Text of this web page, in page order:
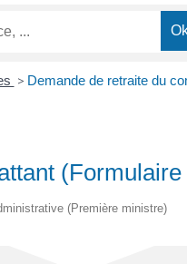
TITRE)
> Demande de retraite du
(Formulaire
(Première ministre)